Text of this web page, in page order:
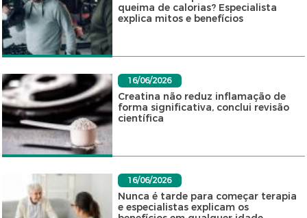
queima de calorias? Especialista
explica mitos e benefícios
16/06/2026
Creatina não reduz inflamação de
forma significativa, conclui revisão
científica
16/06/2026
Nunca é tarde para começar terapia
e especialistas explicam os